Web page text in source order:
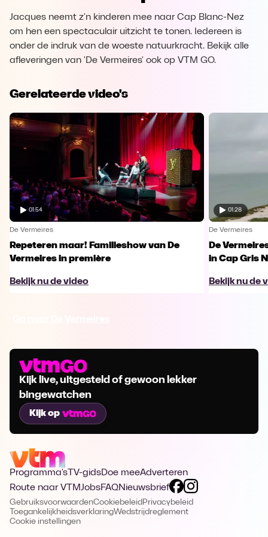
Jacques neemt z'n kinderen mee naar Cap Blanc-Nez
om hen een spectaculair uitzicht te tonen. Iedereen is
onder de indruk van de woeste natuurkracht. Bekijk alle
afleveringen van 'De Vermeires' ook op VTM GO.
Gerelateerde video's
01:54
De Vermeires
Repeteren maar! Familieshow van De
Vermeires in première
Bekijk nu de video
01:28
De Vermeires
De
in Cap Gris
Bekijk nu de
Kijk live, uitgesteld of gewoon lekker
bingewatchen
Kijk op
Programma's TV-gidsDoe meeAdverteren
Route naar VTMJobsFAQNieuwsbrief
GebruiksvoorwaardenCookiebeleid Privacybeleid
ToegankelijkheidsverklaringWedstrijdreglement
Cookie instellingen